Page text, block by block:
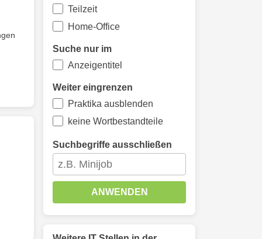
Teilzeit
Home-Office
Suche nur im
Anzeigentitel
Weiter eingrenzen
Praktika ausblenden
keine Wortbestandteile
Suchbegriffe ausschließen
ANWENDEN